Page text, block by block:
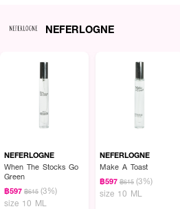
NEFERLOGNE
NEFERLOGNE
When The Stocks Go
Green
฿597 ฿615 (3%)
size 10 ML
NEFERLOGNE
Make A Toast
฿597 ฿615 (3%)
size 10 ML